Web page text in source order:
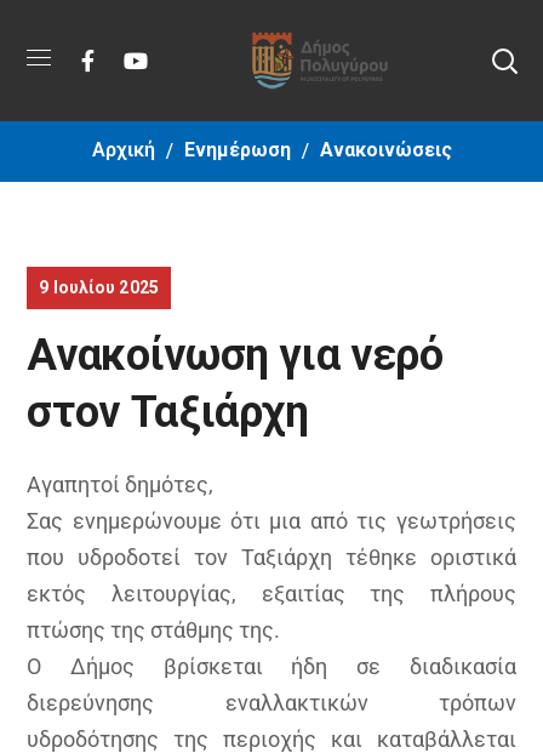
Αρχική Ενημέρωση Ανακοινώσεις
9 Ιουλίου 2025
Ανακοίνωση για νερό
στον Ταξιάρχη
Αγαπητοί δημότες,
Σας ενημερώνουμε ότι μια από τις γεωτρήσεις
που υδροδοτεί τον Ταξιάρχη τέθηκε οριστικά
εκτός λειτουργίας, εξαιτίας της πλήρους
πτώσης της στάθμης της.
Ο Δήμος βρίσκεται ήδη σε διαδικασία
διερεύνησης εναλλακτικών τρόπων
υδροδότησης της περιοχής και καταβάλλεται